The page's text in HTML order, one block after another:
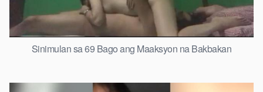
Sinimulan sa 69 Bago ang Maaksyon na Bakbakan